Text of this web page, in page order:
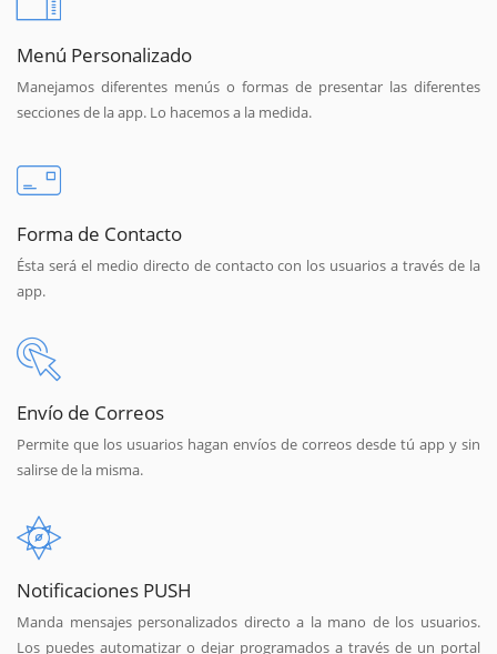
Menú Personalizado
Manejamos diferentes menús o formas de presentar las diferentes
secciones de la app. Lo hacemos a la medida.
Forma de Contacto
Ésta será el medio directo de contacto con los usuarios a través de la
app.
Envío de Correos
Permite que los usuarios hagan envíos de correos desde tú app y sin
salirse de la misma.
Notificaciones PUSH
Manda mensajes personalizados directo a la mano de los usuarios.
Los puedes automatizar o dejar programados a través de un portal